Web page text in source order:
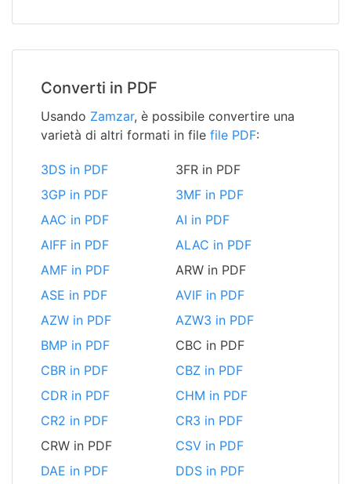
Converti in PDF
Usando Zamzar, è possibile convertire una
varietà di altri formati in file file PDF:
3DS in PDF
3FR in PDF
3GP in PDF
3MF in PDF
AAC in PDF
AI in PDF
AIFF in PDF
ALAC in PDF
AMF in PDF
ARW in PDF
ASE in PDF
AVIF in PDF
AZW in PDF
AZW3 in PDF
BMP in PDF
CBC in PDF
CBR in PDF
CBZ in PDF
CDR in PDF
CHM in PDF
CR2 in PDF
CR3 in PDF
CRW in PDF
CSV in PDF
DAE in PDF
DDS in PDF